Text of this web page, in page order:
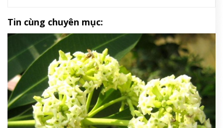
Tin cùng chuyên mục: